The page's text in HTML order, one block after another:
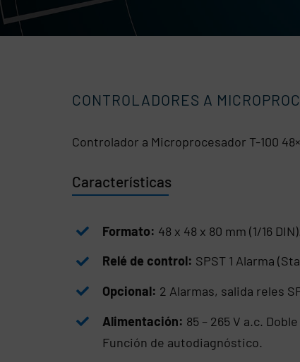
CONTROLADORES A
Controlador a Microprocesador T-100
Características
Formato: 48 x 48 x 80 mm (1/16 DIN).
Relé de control: SPST 1 Alarma
Opcional: 2 Alarmas, salida reles
Alimentación: 85 – 265 V a.c.
Función de autodiagnóstico.